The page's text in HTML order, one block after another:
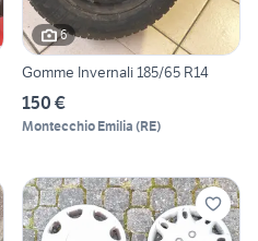
6
Gomme Invernali 185/65 R14
150 €
Montecchio Emilia (RE)